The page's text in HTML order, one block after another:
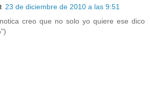
23 de diciembre de 2010 a las 9:51
creo que no solo yo quiere ese dico